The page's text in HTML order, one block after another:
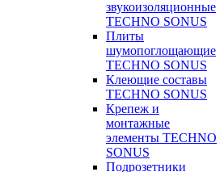
звукоизоляционные
TECHNO SONUS
Плиты
шумопоглощающие
TECHNO SONUS
Клеющие составы
TECHNO SONUS
Крепеж и
монтажные
элементы TECHNO
SONUS
Подрозетники